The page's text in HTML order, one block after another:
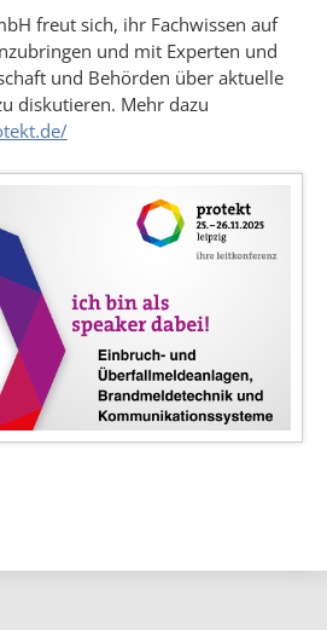
freut sich, ihr Fachwissen auf
und mit Experten und
und Behörden über aktuelle
diskutieren. Mehr dazu